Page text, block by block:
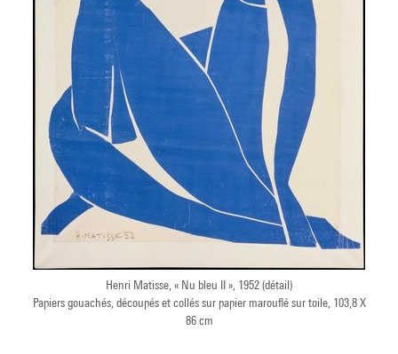
Henri Matisse, « Nu bleu II », 1952 (détail)
Papiers gouachés, découpés et collés sur papier marouflé sur toile, 103,8 X
86 cm